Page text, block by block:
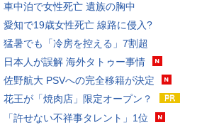
車中泊で女性死亡 遺族の胸中
愛知で19歳女性死亡 線路に侵入?
猛暑でも「冷房を控える」7割超
日本人が誤解 海外タトゥー事情
佐野航大 PSVへの完全移籍が決定
花王が「焼肉店」限定オープン？
「許せない不祥事タレント」1位